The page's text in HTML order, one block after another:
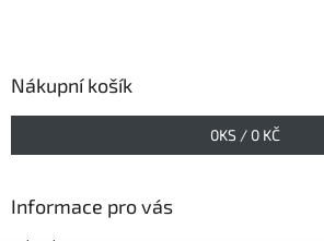
Nákupní košík
0KS / 0 KČ
Informace pro vás